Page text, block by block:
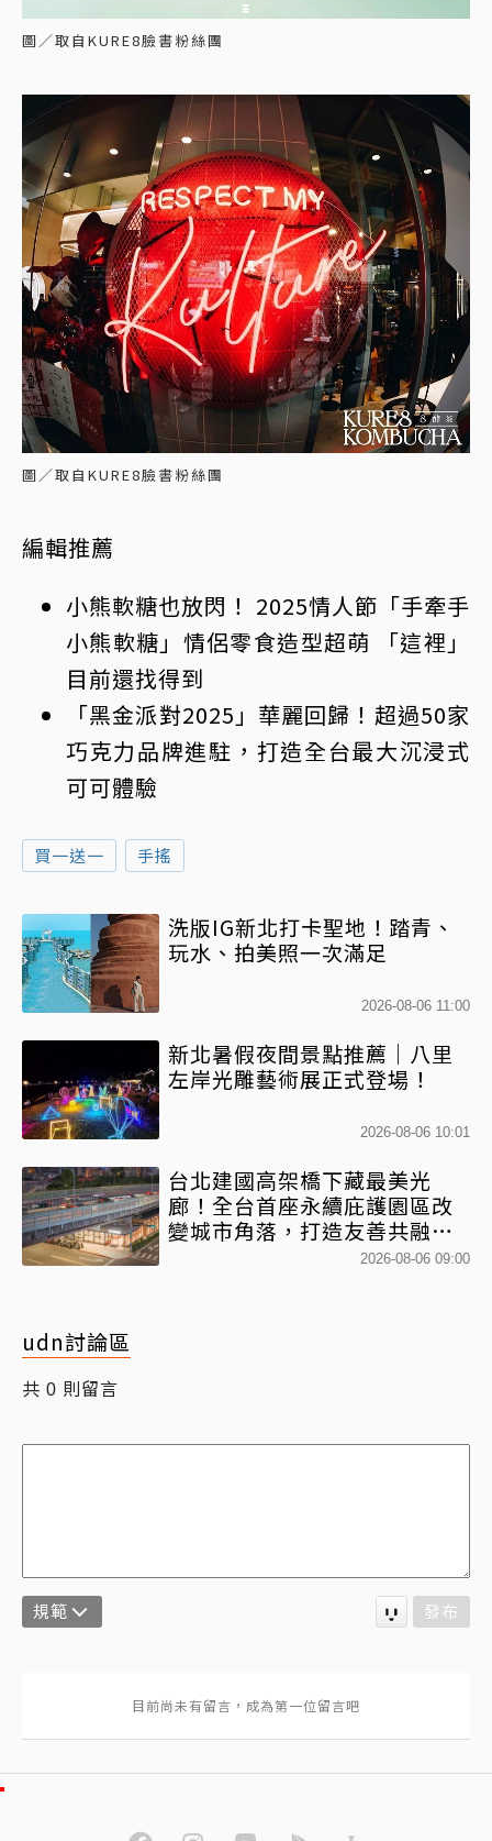
圖／取自KURE8臉書粉絲團
圖／取自KURE8臉書粉絲團
編輯推薦
小熊軟糖也放閃！ 2025情人節「手牽手
小熊軟糖」情侶零食造型超萌 「這裡」
目前還找得到
「黑金派對2025」華麗回歸！超過50家
巧克力品牌進駐，打造全台最大沉浸式
可可體驗
買一送一 手搖
洗版IG新北打卡聖地！踏青、
玩水、拍美照一次滿足
2026-08-06 11:00
新北暑假夜間景點推薦｜八里
左岸光雕藝術展正式登場！
2026-08-06 10:01
台北建國高架橋下藏最美光
廊！全台首座永續庇護園區改
變城市角落，打造友善共融新
2026-08-06 09:00
udn討論區
共 0 則留言
規範 發布